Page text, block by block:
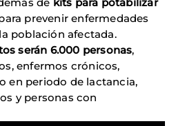
prevenir enfermedades
población afectada.
serán 6.000 personas,
enfermos crónicos,
en periodo de lactancia,
y personas con